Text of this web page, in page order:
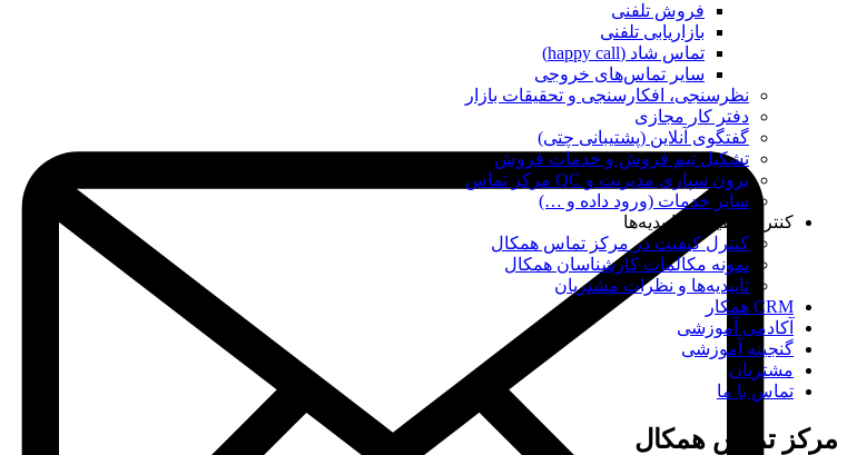
فروش تلفنی
بازاریابی تلفنی
تماس شاد (happy call)
سایر تماس‌های خروجی
نظرسنجی، افکارسنجی و تحقیقات بازار
دفتر کار مجازی
گفتگوی آنلاین (پشتیبانی چتی)
تشکیل تیم فروش و خدمات فروش
برون سپاری مدیریت و QC مرکز تماس
سایر خدمات (ورود داده و …)
کنترل کیفیت و تاییدیه‌ها
کنترل کیفیت در مرکز تماس همکال
نمونه مکالمات کارشناسان همکال
تاییدیه‌ها و نظرات مشتریان
CRM همکار
آکادمی آموزشی
گنجینه آموزشی
مشتریان
تماس با ما
مرکز تماس همکال